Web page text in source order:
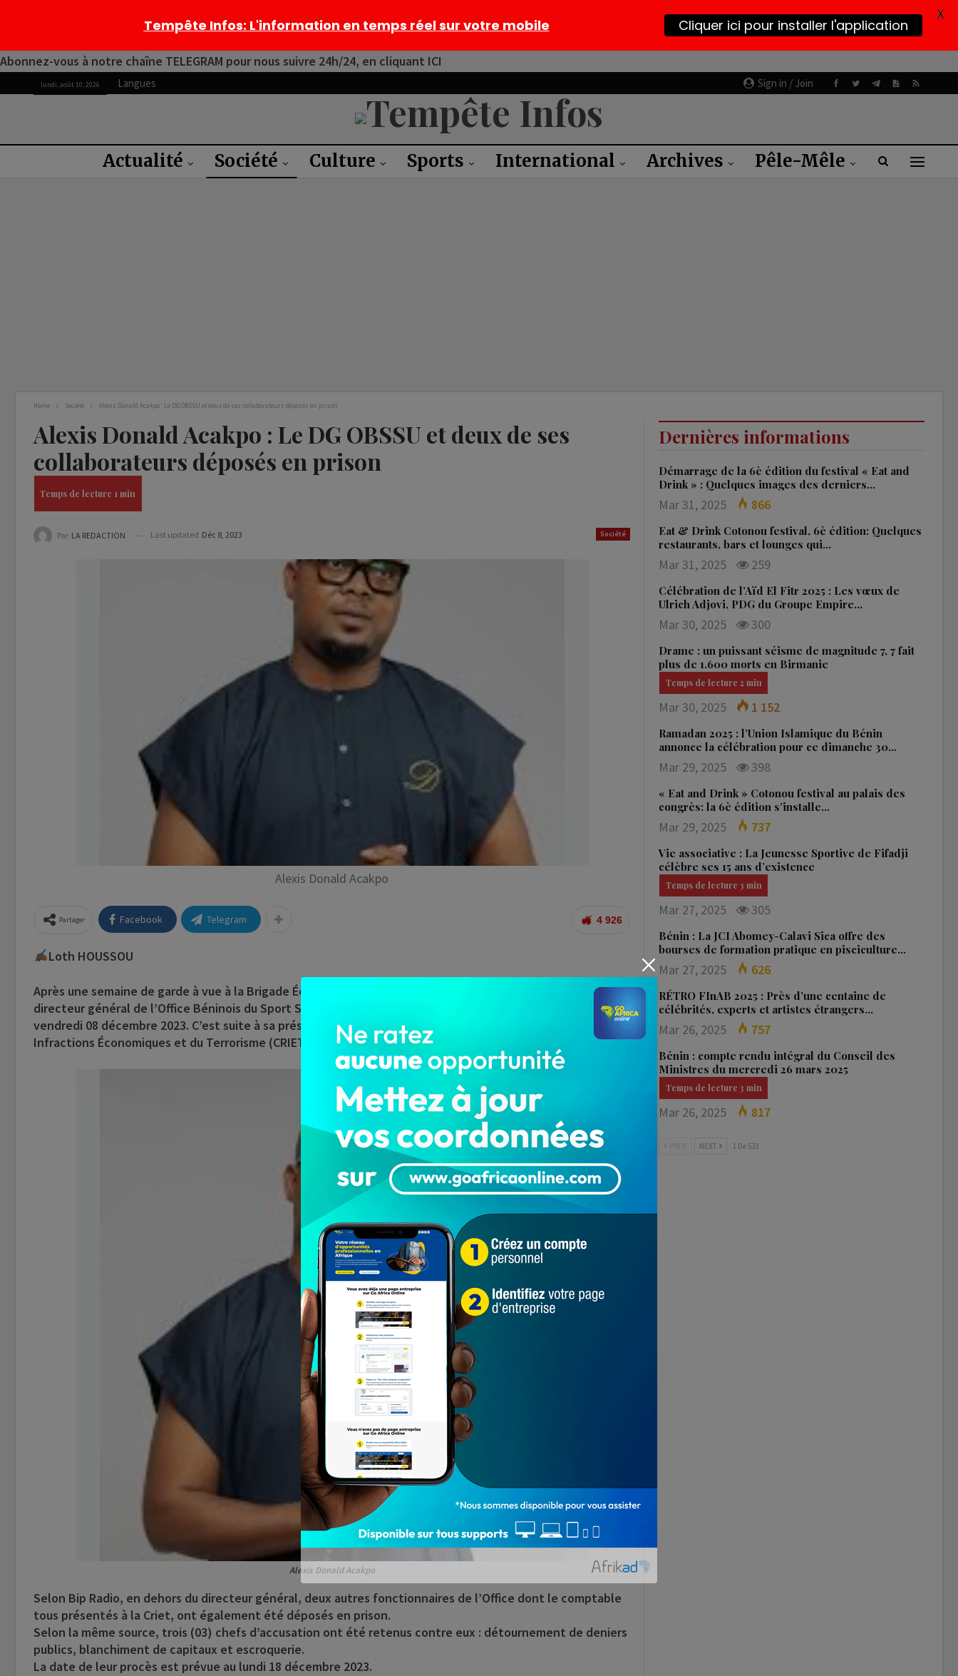
Abonnez-vous à notre chaîne TELEGRAM pour nous suivre 24h/24, en cliquant ICI
Sign in / Join
lundi, août 10, 2026 Langues
Actualité Société Culture Sports International Archives Pêle-Mêle
Home Société Alexis Donald Acakpo : Le DG OBSSU et deux de ses collaborateurs déposés en prison
Alexis Donald Acakpo : Le DG OBSSU et deux de ses
collaborateurs déposés en prison
Société
Par LA REDACTION Last updated Déc 8, 2023
Alexis Donald Acakpo
4 926
Partager Facebook Telegram
Loth HOUSSOU
Après une semaine de garde à vue à la Brigade Économique et Financière (BEF), Alexis Donald Acakpo, le
directeur général de l’Office Béninois du Sport Scolaire et Universitaire (OBSSU) a été déposé en prison ce
vendredi 08 décembre 2023. C’est suite à sa présentation au Procureur Spécial de la Cour de Répression des
Infractions Économiques et du Terrorisme (CRIET) dans la soirée de ce vendredi 08 décembre.
Alexis Donald Acakpo
Selon Bip Radio, en dehors du directeur général, deux autres fonctionnaires de l’Office dont le comptable
tous présentés à la Criet, ont également été déposés en prison.
Selon la même source, trois (03) chefs d’accusation ont été retenus contre eux : détournement de deniers
publics, blanchiment de capitaux et escroquerie.
La date de leur procès est prévue au lundi 18 décembre 2023.
Dernières informations
Démarrage de la 6è édition du festival « Eat and
Drink » : Quelques images des derniers…
Mar 31, 2025 866
Eat & Drink Cotonou festival, 6è édition: Quelques
restaurants, bars et lounges qui…
Mar 31, 2025 259
Célébration de l’Aïd El Fitr 2025 : Les vœux de
Ulrich Adjovi, PDG du Groupe Empire…
Mar 30, 2025 300
Drame : un puissant séisme de magnitude 7, 7 fait
plus de 1.600 morts en Birmanie
Mar 30, 2025 1 152
Ramadan 2025 : l’Union Islamique du Bénin
annonce la célébration pour ce dimanche 30…
Mar 29, 2025 398
« Eat and Drink » Cotonou festival au palais des
congrès: la 6è édition s’installe…
Mar 29, 2025 737
Vie associative : La Jeunesse Sportive de Fifadji
célèbre ses 15 ans d’existence
Mar 27, 2025 305
Bénin : La JCI Abomey-Calavi Sica offre des
bourses de formation pratique en pisciculture…
Mar 27, 2025 626
RÉTRO FInAB 2025 : Près d’une centaine de
célébrités, experts et artistes étrangers…
Mar 26, 2025 757
Bénin : compte rendu intégral du Conseil des
Ministres du mercredi 26 mars 2025
Mar 26, 2025 817
NEXT 1 De 533
Tempête Infos: L'information en temps réel sur votre mobile Cliquer ici pour installer l'application X